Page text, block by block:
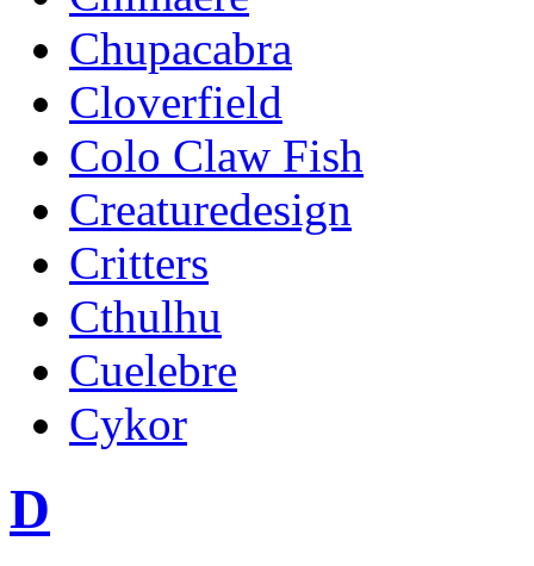
Chupacabra
Cloverfield
Colo Claw Fish
Creaturedesign
Critters
Cthulhu
Cuelebre
Cykor
D